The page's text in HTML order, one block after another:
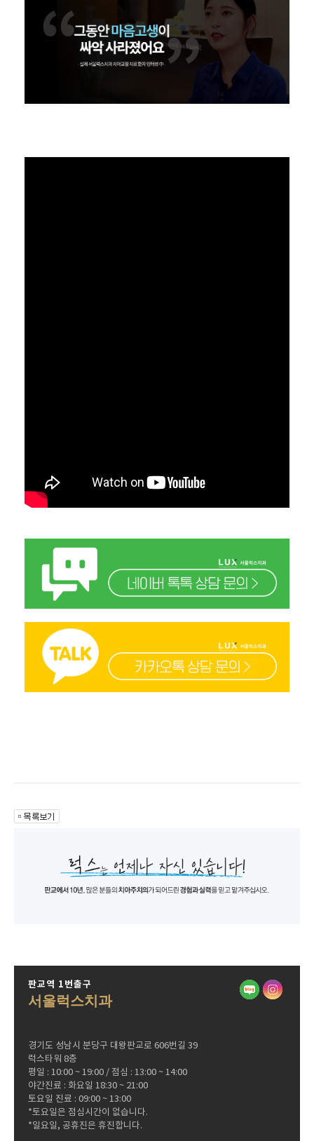
판교역 1번출구
서울럭스치과
경기도 성남시 분당구 대왕판교로 606번길 39
럭스타워 8층
평일 : 10:00 ~ 19:00 / 점심 : 13:00 ~ 14:00
야간진료 : 화요일 18:30 ~ 21:00
토요일 진료 : 09:00 ~ 13:00
*토요일은 점심시간이 없습니다.
*일요일, 공휴진은 휴진합니다.